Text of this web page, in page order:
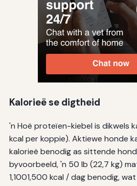
Kalorieë se digtheid
'n Hoë proteïen-kiebel is dikwels
kcal per koppie). Aktiewe honde
kalorieë benodig as sittende
byvoorbeeld, 'n 50 lb (22,7 kg)
1,1001,500 kcal / dag benodig,